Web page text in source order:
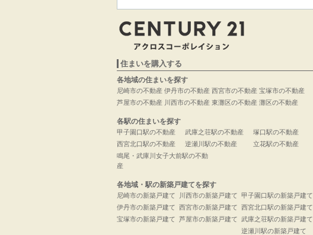
住まいを購入する
各地域の住まいを探す
尼崎市の不動産
芦屋市の不動産
伊丹市の不動産
川西市の不動産
西宮市の不動産
東灘区の不動産
宝塚市の不動産
灘区の不動産
各駅の住まいを探す
甲子園口駅の不動産
西宮北口駅の不動産
武庫之荘駅の不動産
逆瀬川駅の不動産
塚口駅の不動産
立花駅の不動産
鳴尾・武庫川女子大前駅の不動
産
各地域・駅の新築戸建てを探す
尼崎市の新築戸建て
伊丹市の新築戸建て
宝塚市の新築戸建て
川西市の新築戸建て
西宮市の新築戸建て
芦屋市の新築戸建て
甲子園口駅の新築戸建て
西宮北口駅の新築戸建て
武庫之荘駅の新築戸建て
逆瀬川駅の新築戸建て